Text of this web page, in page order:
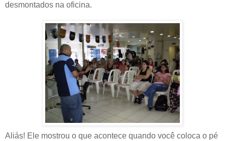
desmontados na oficina.
Aliás! Ele mostrou o que acontece quando você coloca o pé